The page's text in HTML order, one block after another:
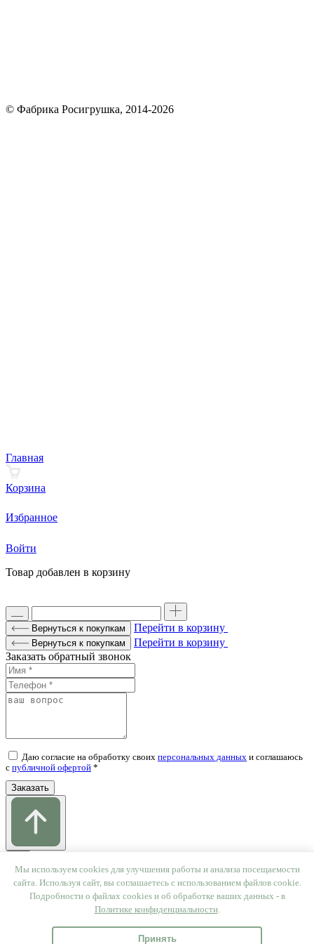
© Фабрика Росигрушка, 2014-2026
Главная
Корзина
Избранное
Войти
Мы используем cookies для улучшения работы и анализа посещаемости
сайта. Используя сайт, вы соглашаетесь с использованием файлов cookie.
Подробности о файлах cookies и об обработке ваших данных - в
Политике конфиденциальности.
Принять
Товар добавлен в корзину
Вернуться к покупкам Перейти в корзину
Вернуться к покупкам
Перейти в корзину
Заказать обратный звонок
Даю согласие на обработку своих персональных данных и соглашаюсь
c публичной офертой *
Заказать
Наш менеджер перезвонит вам в ближайшее время.